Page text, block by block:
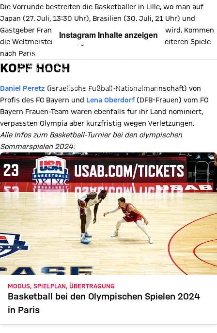
Die Vorrunde bestreiten die Basketballer in Lille, wo man auf
Japan (27. Juli, 13:30 Uhr), Brasilien (30. Juli, 21 Uhr) und
Gastgeber Frankreich (2. August, 21 Uhr) treffen wird. Kommen
die Weltmeister weiter, geht es danach für die weiteren Spiele
nach Paris.
Instagram Inhalte anzeigen
Mit Klick auf den Button ermöglichen Sie es diesem sozialen
Netzwerk, Ihre Daten (z. B. IP-Adresse) mit Hilfe von Cookies zu
verarbeiten. Vorher kann das soziale Netzwerk keine Daten über Sie
erheben, um Ihnen die Inhalte anzuzeigen. Diese Einstellung wird für
alle Inhalte des sozialen Netzwerks auf unserer Website gespeichert
ändern. Details:Datenschutzerklärung
KOPF HOCH
Daniel Peretz (israelische Fußball-Nationalmannschaft) von
Profis des FC Bayern und Lena Oberdorf (DFB-Frauen) vom FC
Bayern Frauen-Team waren ebenfalls für ihr Land nominiert,
verpassten Olympia aber kurzfristig wegen Verletzungen.
Alle Infos zum Basketball-Turnier bei den olympischen
Sommerspielen 2024:
MODUS, SPIELPLAN, ÜBERTRAGUNG
Basketball bei den Olympischen Spielen 2024
in Paris